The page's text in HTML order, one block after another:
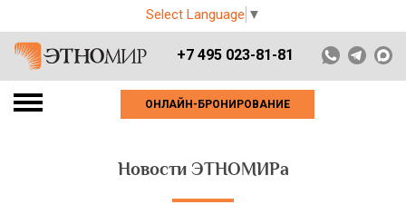
Select Language ▼
+7 495 023-81-81
ОНЛАЙН-БРОНИРОВАНИЕ
Новости ЭТНОМИРа